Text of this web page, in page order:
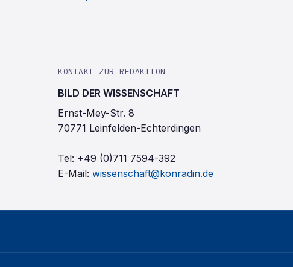
KONTAKT ZUR REDAKTION
BILD DER WISSENSCHAFT
Ernst-Mey-Str. 8
70771 Leinfelden-Echterdingen
Tel: +49 (0)711 7594-392
E-Mail: wissenschaft@konradin.de